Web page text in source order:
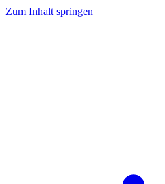
Zum Inhalt springen